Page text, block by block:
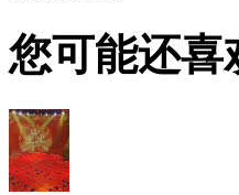
您可能还喜